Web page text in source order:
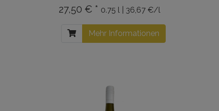
27,50 € * 0.75 l | 36,67 €/l
Mehr Informationen